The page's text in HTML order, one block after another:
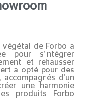
de Forbo a
pour s’intégrer
et rehausser
a opté pour des
d’un
une harmonie
produits Forbo